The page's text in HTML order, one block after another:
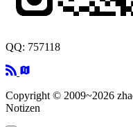
QQ: 757118
Copyright © 2009~2026
Notizen